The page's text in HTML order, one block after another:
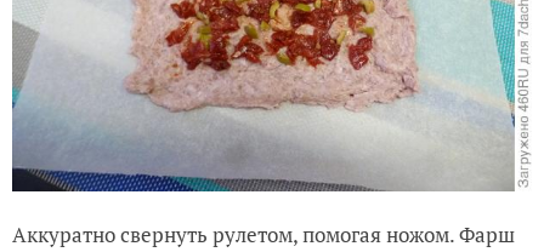
Аккуратно свернуть рулетом, помогая ножом. Фарш